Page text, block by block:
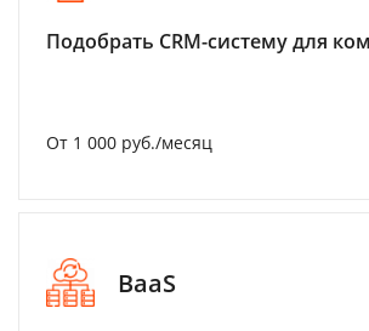
Подобрать CRM-систему для
От 1 000 руб./месяц
BaaS